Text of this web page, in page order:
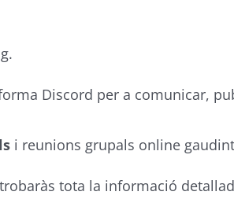
Discord per a comunicar,
i reunions grupals online gaudint
tota la informació